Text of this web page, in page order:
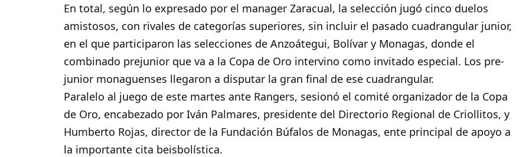
En total, según lo expresado por el manager Zaracual, la selección jugó cinco duelos
amistosos, con rivales de categorías superiores, sin incluir el pasado cuadrangular junior,
en el que participaron las selecciones de Anzoátegui, Bolívar y Monagas, donde el
combinado prejunior que va a la Copa de Oro intervino como invitado especial. Los pre-
junior monaguenses llegaron a disputar la gran final de ese cuadrangular.
Paralelo al juego de este martes ante Rangers, sesionó el comité organizador de la Copa
de Oro, encabezado por Iván Palmares, presidente del Directorio Regional de Criollitos, y
Humberto Rojas, director de la Fundación Búfalos de Monagas, ente principal de apoyo a
la importante cita beisbolística.